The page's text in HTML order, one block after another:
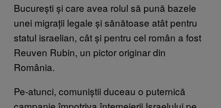
București și care avea rolul să pună bazele
unei migrații legale și sănătoase atât pentru
statul israelian, cât și pentru cel român a fost
Reuven Rubin, un pictor originar din
România.
Pe-atunci, comuniștii duceau o puternică